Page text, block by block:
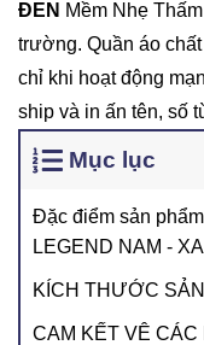
ĐEN Mềm Nhẹ
trường. Quần áo
chỉ khi hoạt động
ship và in ấn tên, số
Mục lục
Đặc điểm sản
LEGEND NAM -
KÍCH THƯỚC
CAM KẾT VÊ CÁC